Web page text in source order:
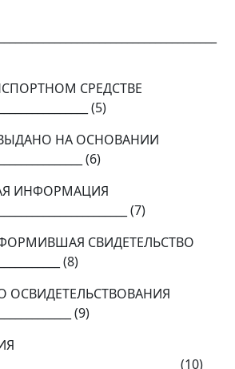
СРЕДСТВЕ
(5)
НА ОСНОВАНИИ
(6)
ИНФОРМАЦИЯ
(7)
СВИДЕТЕЛЬСТВО
(8)
ОСВИДЕТЕЛЬСТВОВАНИЯ
(9)
(10)